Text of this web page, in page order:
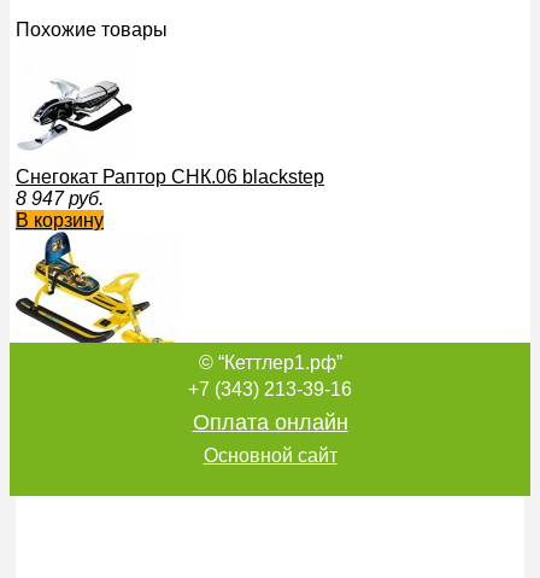
Похожие товары
Снегокат Раптор СНК.06 blackstep
8 947 руб.
В корзину
Снегокат Ника Трансформеры СТ2/1 с Bamblebee
© “Кеттлер1.рф”
+7 (343) 213-39-16
Оплата онлайн
Основной сайт